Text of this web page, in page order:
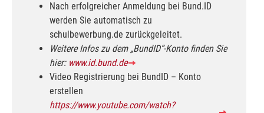
Nach erfolgreicher Anmeldung bei Bund.ID
werden Sie automatisch zu
schulbewerbung.de zurückgeleitet.
Weitere Infos zu dem „BundID“-Konto finden Sie
hier: www.id.bund.de
Video Registrierung bei BundID – Konto
erstellen
https://www.youtube.com/watch?